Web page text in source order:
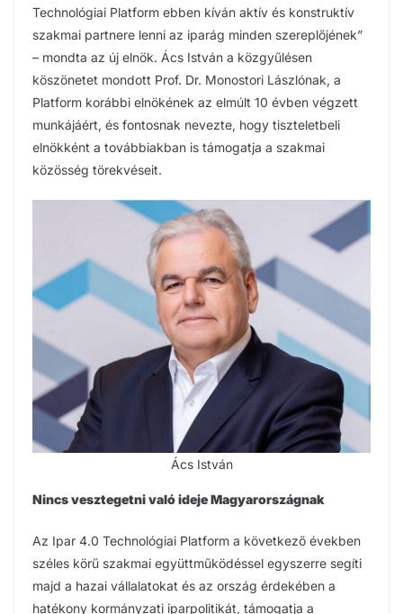
Technológiai Platform ebben kíván aktív és konstruktív
szakmai partnere lenni az iparág minden szereplőjének”
– mondta az új elnök. Ács István a közgyűlésen
köszönetet mondott Prof. Dr. Monostori Lászlónak, a
Platform korábbi elnökének az elmúlt 10 évben végzett
munkájáért, és fontosnak nevezte, hogy tiszteletbeli
elnökként a továbbiakban is támogatja a szakmai
közösség törekvéseit.
Ács István
Nincs vesztegetni való ideje Magyarországnak
Az Ipar 4.0 Technológiai Platform a következő években
széles körű szakmai együttműködéssel egyszerre segíti
majd a hazai vállalatokat és az ország érdekében a
hatékony kormányzati iparpolitikát, támogatja a